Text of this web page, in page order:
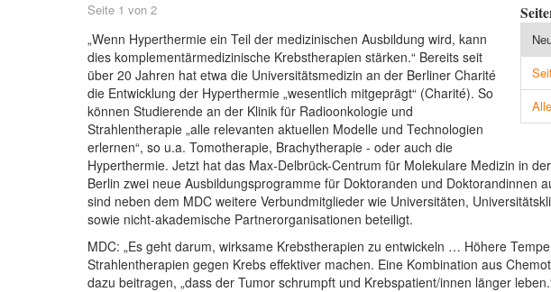
Seite 1 von 2
„Wenn Hyperthermie ein Teil der medizinischen Ausbildung wird, kann
dies komplementärmedizinische Krebstherapien stärken.“ Bereits seit
über 20 Jahren hat etwa die Universitätsmedizin an der Berliner Charité
die Entwicklung der Hyperthermie „wesentlich mitgeprägt“ (Charité). So
können Studierende an der Klinik für Radioonkologie und
Strahlentherapie „alle relevanten aktuellen Modelle und Technologien
erlernen“, so u.a. Tomotherapie, Brachytherapie - oder auch die
Hyperthermie. Jetzt hat das Max-Delbrück-Centrum für Molekulare Medizin in
Berlin zwei neue Ausbildungsprogramme für Doktoranden und Doktorandinnen
sind neben dem MDC weitere Verbundmitglieder wie Universitäten,
sowie nicht-akademische Partnerorganisationen beteiligt.
MDC: „Es geht darum, wirksame Krebstherapien zu entwickeln … Höhere
Strahlentherapien gegen Krebs effektiver machen. Eine Kombination aus
dazu beitragen, „dass der Tumor schrumpft und Krebspatient/innen länger